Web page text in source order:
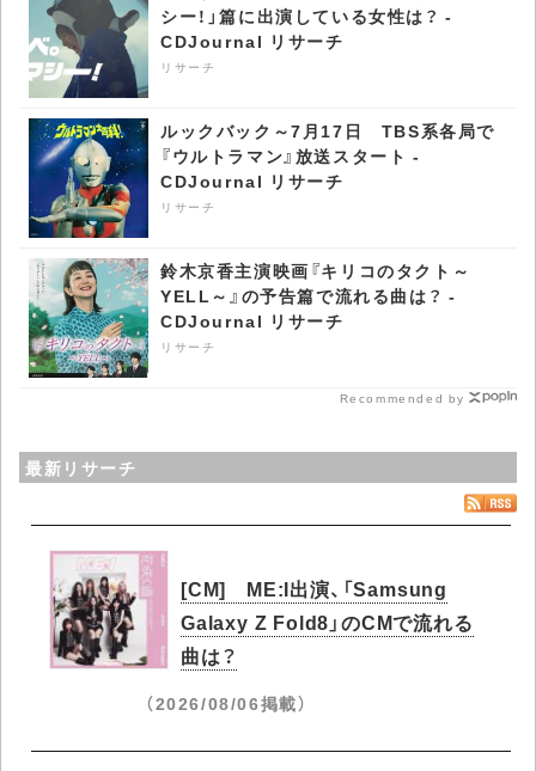
シー！」篇に出演している女性は？ -
CDJournal リサーチ
リサーチ
ルックバック～7月17日 TBS系各局で
『ウルトラマン』放送スタート -
CDJournal リサーチ
リサーチ
鈴木京香主演映画『キリコのタクト～
YELL～』の予告篇で流れる曲は？ -
CDJournal リサーチ
リサーチ
Recommended by
最新リサーチ
[CM] ME:I出演、「Samsung
Galaxy Z Fold8」のCMで流れる
曲は？
（2026/08/06掲載）